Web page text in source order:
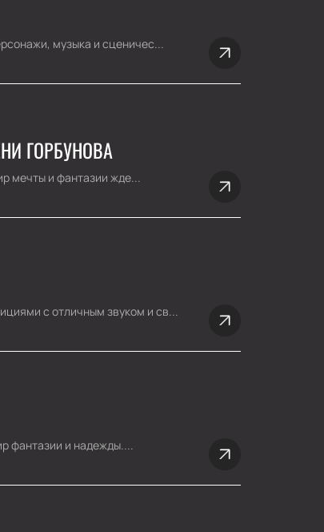
музыка и сценичес...
ГОРБУНОВА
мечты и фантазии жде...
с отличным звуком и св...
фантазии и надежды....